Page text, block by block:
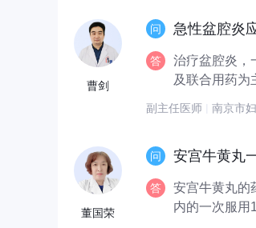
曹剑
急性盆腔炎
治疗盆腔炎，
及联合用药为
副主任医师 南京市
董国荣
安宫牛黄丸
安宫牛黄丸的
内的一次服用